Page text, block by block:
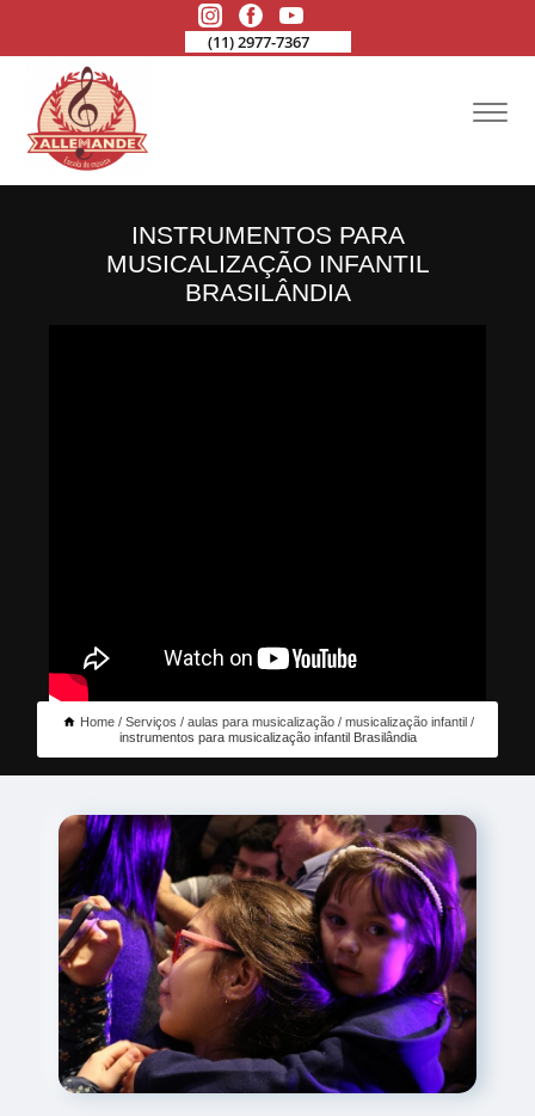
(11) 2977-7367
INSTRUMENTOS PARA
MUSICALIZAÇÃO INFANTIL
BRASILÂNDIA
Home Serviços aulas para musicalização
musicalização infantil
instrumentos para musicalização infantil Brasilândia